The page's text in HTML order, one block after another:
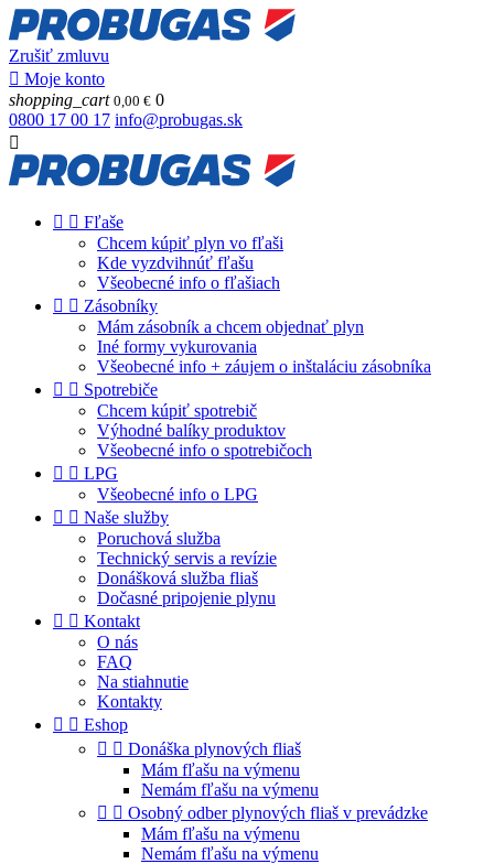
Zrušiť zmluvu
 Moje konto
shopping_cart 0,00 € 0
0800 17 00 17 info@probugas.sk

  Fľaše
Chcem kúpiť plyn vo fľaši
Kde vyzdvihnúť fľašu
Všeobecné info o fľašiach
  Zásobníky
Mám zásobník a chcem objednať plyn
Iné formy vykurovania
Všeobecné info + záujem o inštaláciu zásobníka
  Spotrebiče
Chcem kúpiť spotrebič
Výhodné balíky produktov
Všeobecné info o spotrebičoch
  LPG
Všeobecné info o LPG
  Naše služby
Poruchová služba
Technický servis a revízie
Donášková služba fliaš
Dočasné pripojenie plynu
  Kontakt
O nás
FAQ
Na stiahnutie
Kontakty
  Eshop
  Donáška plynových fliaš
Mám fľašu na výmenu
Nemám fľašu na výmenu
  Osobný odber plynových fliaš v prevádzke
Mám fľašu na výmenu
Nemám fľašu na výmenu